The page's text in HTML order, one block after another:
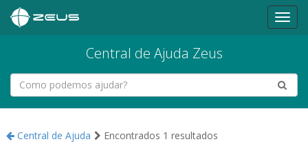
Central de Ajuda Zeus
Central de Ajuda Encontrados 1 resultados